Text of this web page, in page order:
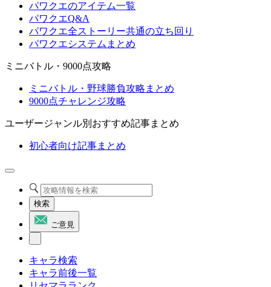
パワクエのアイテム一覧
パワクエQ&A
パワクエ全ストーリー共通の立ち回り
パワクエシステムまとめ
ミニバトル・9000点攻略
ミニバトル・野球勝負攻略まとめ
9000点チャレンジ攻略
ユーザージャンル別おすすめ記事まとめ
初心者向け記事まとめ
検索
ご意見
キャラ検索
キャラ前後一覧